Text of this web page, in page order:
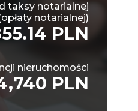
taksy notarialnej
notarialnej)
PLN
nieruchomości
PLN